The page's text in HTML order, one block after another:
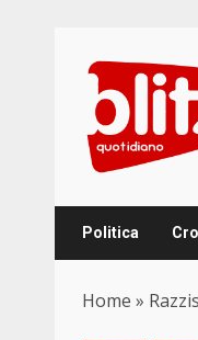
content
Politica
Home »